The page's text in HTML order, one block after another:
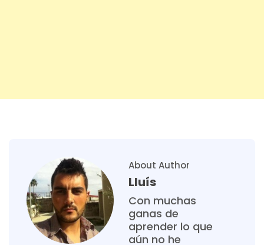
About Author
Lluís
Con muchas
ganas de
aprender lo que
aún no he